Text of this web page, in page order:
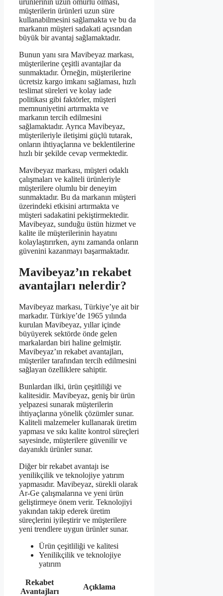
ürünlerinin uzun ömürlü olması,
müşterilerin ürünleri uzun süre
kullanabilmesini sağlamakta ve bu da
markanın müşteri sadakati açısından
büyük bir avantaj sağlamaktadır.
Bunun yanı sıra Mavibeyaz markası,
müşterilerine çeşitli avantajlar da
sunmaktadır. Örneğin, müşterilerine
ücretsiz kargo imkanı sağlaması, hızlı
teslimat süreleri ve kolay iade
politikası gibi faktörler, müşteri
memnuniyetini artırmakta ve
markanın tercih edilmesini
sağlamaktadır. Ayrıca Mavibeyaz,
müşterileriyle iletişimi güçlü tutarak,
onların ihtiyaçlarına ve beklentilerine
hızlı bir şekilde cevap vermektedir.
Mavibeyaz markası, müşteri odaklı
çalışmaları ve kaliteli ürünleriyle
müşterilere olumlu bir deneyim
sunmaktadır. Bu da markanın müşteri
üzerindeki etkisini artırmakta ve
müşteri sadakatini pekiştirmektedir.
Mavibeyaz, sunduğu üstün hizmet ve
kalite ile müşterilerinin hayatını
kolaylaştırırken, aynı zamanda onların
güvenini kazanmayı başarmaktadır.
Mavibeyaz’ın rekabet
avantajları nelerdir?
Mavibeyaz markası, Türkiye’ye ait bir
markadır. Türkiye’de 1965 yılında
kurulan Mavibeyaz, yıllar içinde
büyüyerek sektörde önde gelen
markalardan biri haline gelmiştir.
Mavibeyaz’ın rekabet avantajları,
müşteriler tarafından tercih edilmesini
sağlayan özelliklere sahiptir.
Bunlardan ilki, ürün çeşitliliği ve
kalitesidir. Mavibeyaz, geniş bir ürün
yelpazesi sunarak müşterilerin
ihtiyaçlarına yönelik çözümler sunar.
Kaliteli malzemeler kullanarak üretim
yapması ve sıkı kalite kontrol süreçleri
sayesinde, müşterilere güvenilir ve
dayanıklı ürünler sunar.
Diğer bir rekabet avantajı ise
yenilikçilik ve teknolojiye yatırım
yapmasıdır. Mavibeyaz, sürekli olarak
Ar-Ge çalışmalarına ve yeni ürün
geliştirmeye önem verir. Teknolojiyi
yakından takip ederek üretim
süreçlerini iyileştirir ve müşterilere
yeni trendlere uygun ürünler sunar.
Ürün çeşitliliği ve kalitesi
Yenilikçilik ve teknolojiye
yatırım
Rekabet
Avantajları
Açıklama